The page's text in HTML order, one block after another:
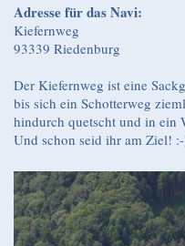
Adresse für das Navi:
Kiefernweg
93339 Riedenburg
Der Kiefernweg ist eine
bis sich ein Schotterweg
hindurch quetscht und in ein
Und schon seid ihr am Ziel!